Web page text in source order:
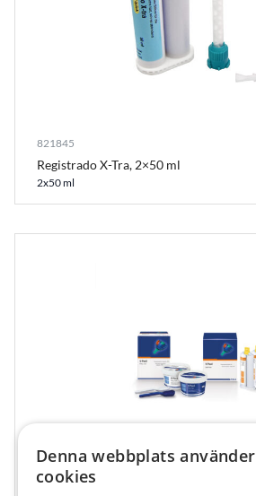
821845
Registrado X-Tra, 2×50 ml
2x50 ml
Denna webbplats använder
cookies